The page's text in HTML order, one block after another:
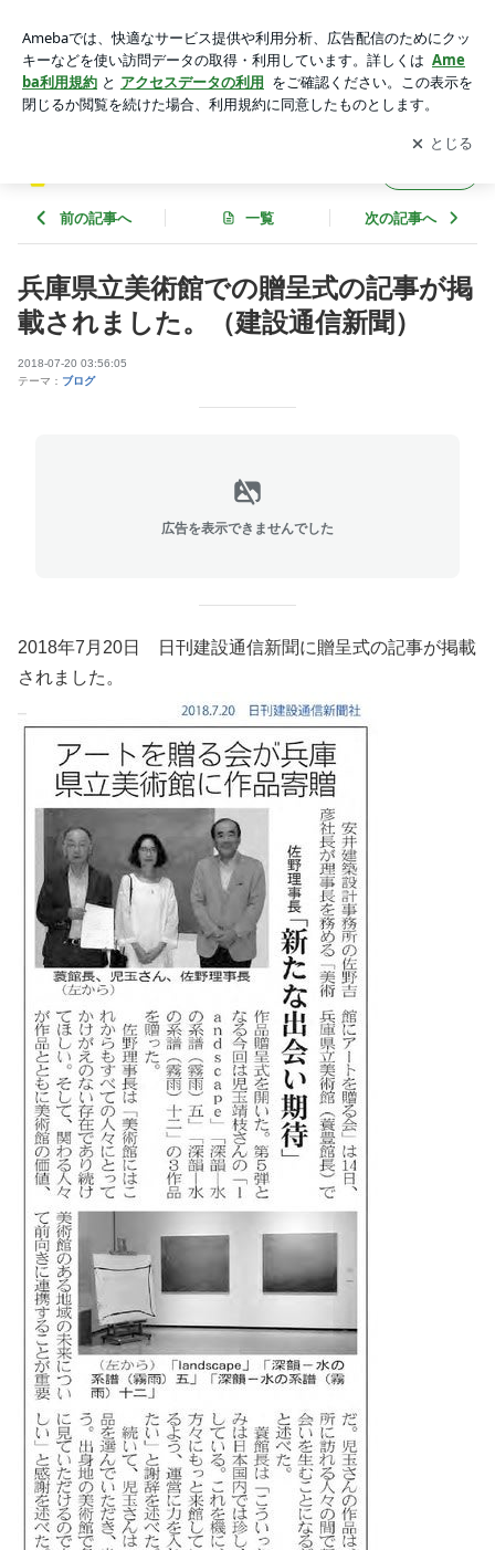
信新聞） | 美術館にアートを贈る会のブログ
アプリをダウンロードして ブログの更新通知
を受け取りまし
ょう。
開く
前の記事へ 一覧 次の記事へ
兵庫県立美術館での贈呈式の記事が掲
載されました。（建設通信新聞）
2018-07-20 03:56:05
テーマ： ブログ
広告を表示できませんでした
2018年7月20日 日刊建設通信新聞に贈呈式の記事が掲載
されました。